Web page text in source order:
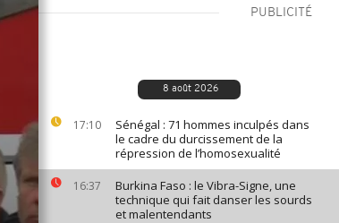
PUBLICITÉ
8 août 2026
17:10
Sénégal : 71 hommes inculpés dans
le cadre du durcissement de la
répression de l’homosexualité
16:37
Burkina Faso : le Vibra-Signe, une
technique qui fait danser les sourds
et malentendants